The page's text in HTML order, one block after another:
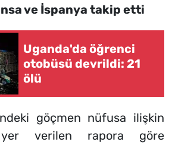
ve İspanya takip etti
Uganda'da öğrenci
otobüsü devrildi: 21
ölü
göçmen nüfusa ilişkin
verilen rapora göre